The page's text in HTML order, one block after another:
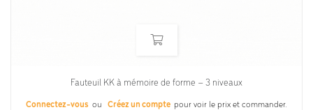
Fauteuil KK à mémoire de forme – 3 niveaux
Connectez-vous ou Créez un compte pour voir le prix et commander.